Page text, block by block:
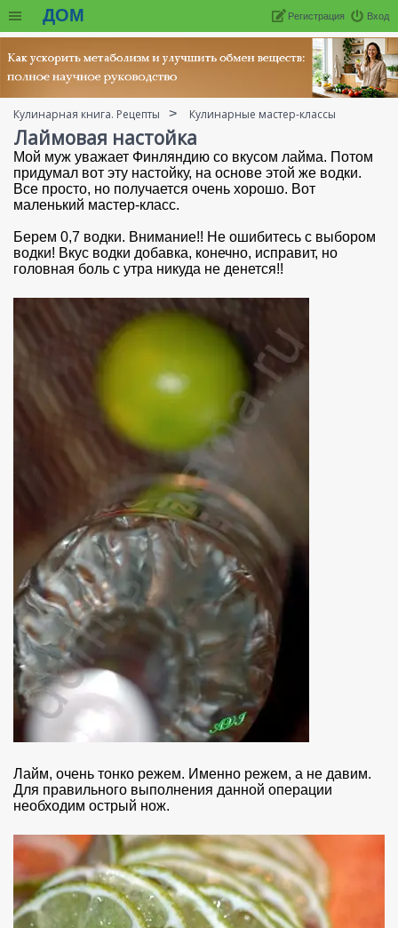
ДОМ Вход
Регистрация
Кулинарная книга. Рецепты Кулинарные мастер-классы
Лаймовая настойка
Мой муж уважает Финляндию со вкусом лайма. Потом
придумал вот эту настойку, на основе этой же водки.
Все просто, но получается очень хорошо. Вот
маленький мастер-класс.
Берем 0,7 водки. Внимание!! Не ошибитесь с выбором
водки! Вкус водки добавка, конечно, исправит, но
головная боль с утра никуда не денется!!
Лайм, очень тонко режем. Именно режем, а не давим.
Для правильного выполнения данной операции
необходим острый нож.